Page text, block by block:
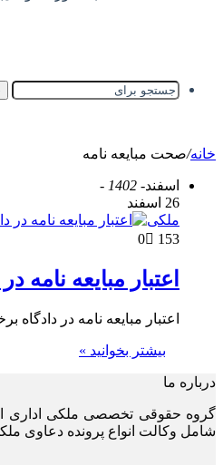
خانه/صحت مبایعه نامه
اسفند- 1402 -
26 اسفند
ملکی
0
153
اعتبار مبایعه نامه
اعتبار مبایعه نامه در
بیشتر بخوانید »
درباره ما
گروه حقوقی تخصصی ملکی اداری
شامل وکالت انواع پرونده دعاوی